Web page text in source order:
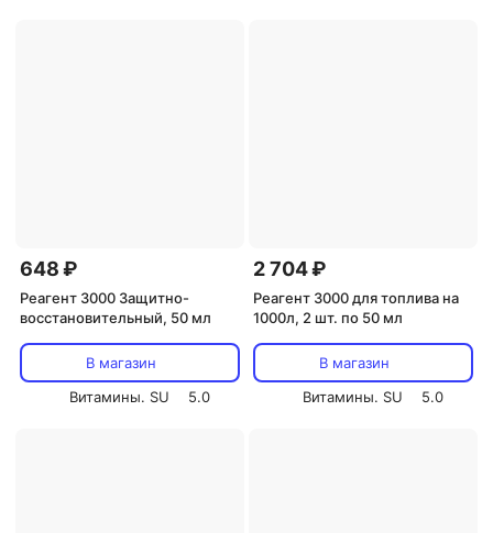
648 ₽
Реагент 3000 Защитно-
восстановительный, 50 мл
В магазин
Витамины. SU
5.0
2 704 ₽
Реагент 3000 для топлива на
1000л, 2 шт. по 50 мл
В магазин
Витамины. SU
5.0